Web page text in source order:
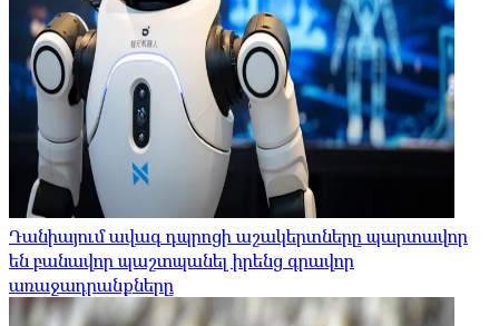
Դանիայում ավագ դպրոցի աշակերտները պարտավոր
են բանավոր պաշտպանել իրենց գրավոր
առաջադրանքները